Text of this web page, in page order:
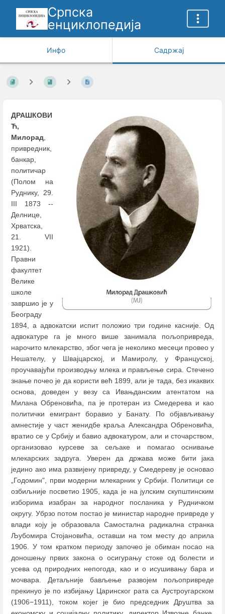
Српска
енциклопедија
Инфо Садржај
ДРАШКОВИ
Ћ,
Милорад,
привредник,
банкар,
политичар
(Полом на
Руднику, 29.
III 1873 --
Делнице,
Хрватска,
21. VII
1921).
Правни
факултет
Велике
школе
завршио је у
Београду
1894, а адвокатски испит положио три године касније. Од
адвокатуре га је много више занимала пољопривреда,
нарочито млекарство, због чега је неколико месеци провео у
Нешателу, у Швајцарској, и Мамиролу, у Француској,
проучавајући производњу млека и прављење сира. Стечено
знање почео је да користи већ 1899, али је тада, без икаквих
основа, доведен у везу са Ивањданским атентатом на
Милана Обреновића, па је протеран из Смедерева и као
политички емигрант боравио у Банату. По објављивању
амнестије у част женидбе краља Александра Обреновића,
вратио се у Србију и бавио адвокатуром, али и сточарством,
организовао курсеве за сељаке и помагао оснивање
млекарских задруга. Уверен да држава може бити јака
једино ако има развијену привреду, у Смедереву је основао
„Годомин", први модерни млекарник у Србији. Политици се
озбиљније посветио 1905, када је на јулским скупштинским
изборима изабран за народног посланика у Рудничком
округу. Убрзо потом постао је министар народне привреде у
влади коју је образовала Самостална радикална странка
Љубомира Стојановића, оставши на том месту до априла
1906. У том кратком периоду започео је обиман посао на
доношењу првих закона о осигурању стоке од болести и
усева од природних непогода, као и о исушивању бара и
мочвара. Детаљније бављење развојем пољопривреде
прекинуо је по избијању Царинског рата са Аустроугарском
(1906−1911), током којег је био председник Друштва за